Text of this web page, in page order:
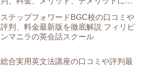
ステップフォワードBGC校の口コミや
評判、料金最新版を徹底解説 フィリピ
ンマニラの英会話スクール
総合実用英文法講座の口コミや評判最